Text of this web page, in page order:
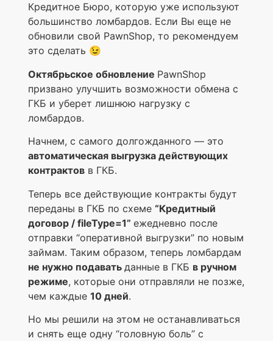
Кредитное Бюро, которую уже используют
большинство ломбардов. Если Вы еще не
обновили свой PawnShop, то рекомендуем
это сделать 😉
Октябрьское обновление PawnShop
призвано улучшить возможности обмена с
ГКБ и уберет лишнюю нагрузку с
ломбардов.
Начнем, с самого долгожданного — это
автоматическая выгрузка действующих
контрактовв ГКБ.
Теперь все действующие контракты будут
переданы в ГКБ по схеме “Кредитный
договор / fileType=1” ежедневно после
отправки “оперативной выгрузки” по новым
займам. Таким образом, теперь ломбардам
не нужно подавать данные в ГКБ в ручном
режиме, которые они отправляли не позже,
чем каждые 10 дней.
Но мы решили на этом не останавливаться
и снять еще одну “головную боль” с